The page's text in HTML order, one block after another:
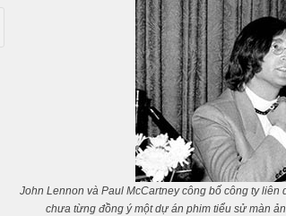
John Lennon và Paul McCartney công bố công ty
chưa từng đồng ý một dự án phim tiểu sử màn